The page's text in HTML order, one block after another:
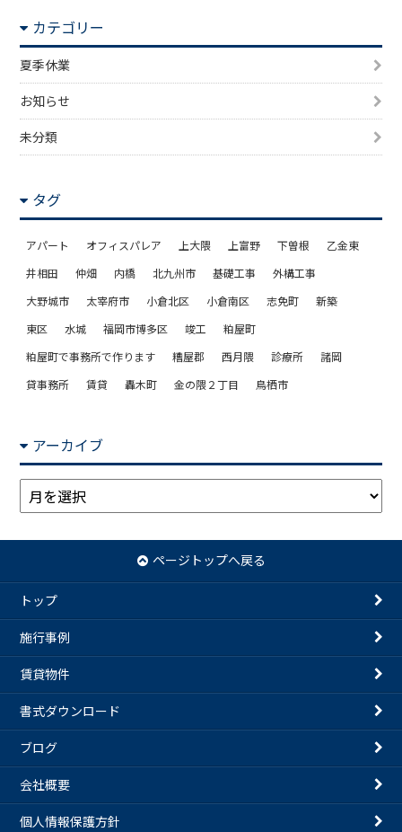
カテゴリー
夏季休業
お知らせ
未分類
タグ
アパート オフィスパレア 上大隈 上富野 下曽根
乙金東
井相田
仲畑 内橋 北九州市 基礎工事
外構工事
大野城市
太宰府市 小倉北区 小倉南区 志免町
新築
東区
水城 福岡市博多区 竣工
粕屋町
粕屋町で事務所で作ります
糟屋郡 西月隈 診療所
諸岡
貸事務所
賃貸 轟木町 金の隈２丁目 鳥栖市
アーカイブ
ア
ー
ブ
ページトップへ戻る
トップ
施行事例
賃貸物件
書式ダウンロード
ブログ
会社概要
個人情報保護方針